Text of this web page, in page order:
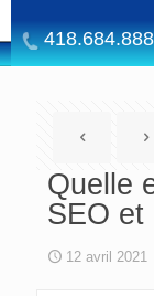
Quelle
SEO et
12 avril 2021